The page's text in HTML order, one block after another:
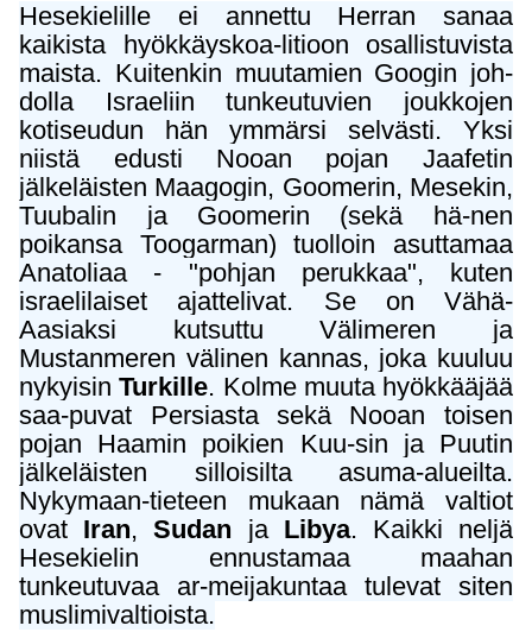
Hesekielille ei annettu Herran sanaa
kaikista hyökkäyskoa-litioon osallistuvista
maista. Kuitenkin muutamien Googin joh-
dolla Israeliin tunkeutuvien joukkojen
kotiseudun hän ymmärsi selvästi. Yksi
niistä edusti Nooan pojan Jaafetin
jälkeläisten Maagogin, Goomerin, Mesekin,
Tuubalin ja Goomerin (sekä hä-nen
poikansa Toogarman) tuolloin asuttamaa
Anatoliaa - "pohjan perukkaa", kuten
israelilaiset ajattelivat. Se on Vähä-
Aasiaksi kutsuttu Välimeren ja
Mustanmeren välinen kannas, joka kuuluu
nykyisinTurkille. Kolme muuta hyökkääjää
saa-puvat Persiasta sekä Nooan toisen
pojan Haamin poikien Kuu-sin ja Puutin
jälkeläisten silloisilta asuma-alueilta.
Nykymaan-tieteen mukaan nämä valtiot
ovat Iran,Sudan ja Libya. Kaikki neljä
Hesekielin ennustamaa maahan
tunkeutuvaa ar-meijakuntaa tulevat siten
muslimivaltioista.